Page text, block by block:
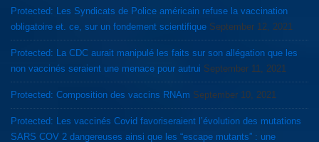
Protected: Les Syndicats de Police américain refuse la vaccination
obligatoire et. ce, sur un fondement scientifique September 12, 2021
Protected: La CDC aurait manipulé les faits sur son allégation que les
non vaccinés seraient une menace pour autrui September 11, 2021
Protected: Composition des vaccins RNAm September 10, 2021
Protected: Les vaccinés Covid favoriseraient l’évolution des mutations
SARS COV 2 dangereuses ainsi que les “escape mutants” : une